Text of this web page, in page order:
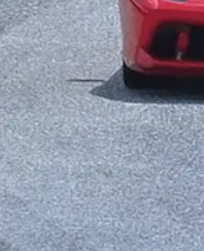
Kontakty